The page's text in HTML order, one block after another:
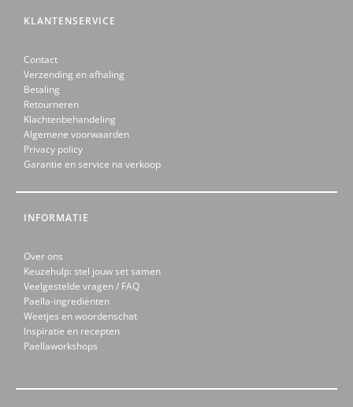
KLANTENSERVICE
Contact
Verzending en afhaling
Betaling
Retourneren
Klachtenbehandeling
Algemene voorwaarden
Privacy policy
Garantie en service na verkoop
INFORMATIE
Over ons
Keuzehulp: stel jouw set samen
Veelgestelde vragen / FAQ
Paella-ingrediënten
Weetjes en woordenschat
Inspiratie en recepten
Paellaworkshops